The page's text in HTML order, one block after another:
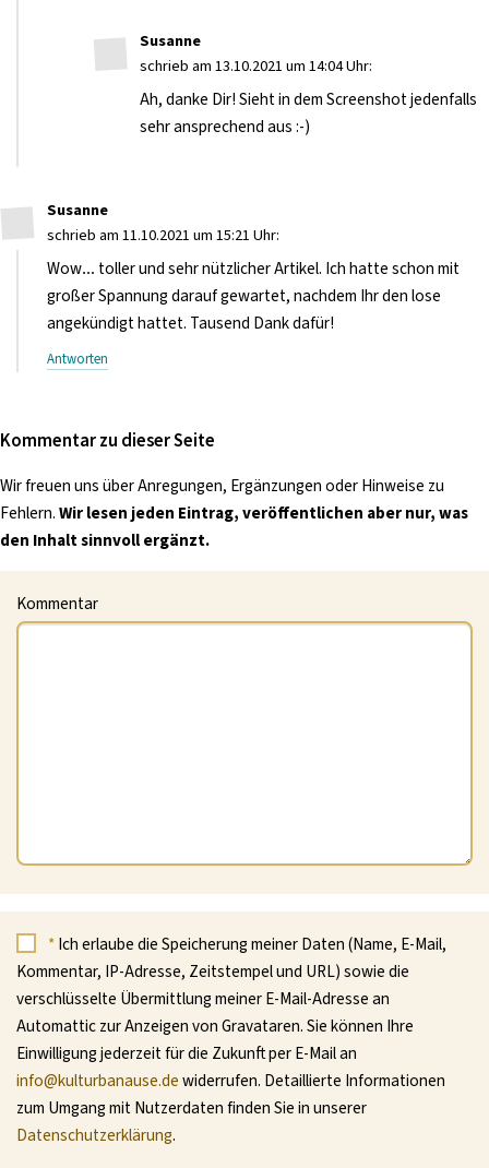
Susanne
schrieb am 13.10.2021 um 14:04 Uhr:
Ah, danke Dir! Sieht in dem Screenshot jedenfalls
sehr ansprechend aus :-)
Susanne
schrieb am 11.10.2021 um 15:21 Uhr:
Wow… toller und sehr nützlicher Artikel. Ich hatte schon mit
großer Spannung darauf gewartet, nachdem Ihr den lose
angekündigt hattet. Tausend Dank dafür!
Antworten
Kommentar zu dieser Seite
Wir freuen uns über Anregungen, Ergänzungen oder Hinweise zu
Fehlern.Wir lesen jeden Eintrag, veröffentlichen aber nur, was
den Inhalt sinnvoll ergänzt.
Kommentar
*Ich erlaube die Speicherung meiner Daten (Name, E-Mail,
Kommentar, IP-Adresse, Zeitstempel und URL) sowie die
verschlüsselte Übermittlung meiner E-Mail-Adresse an
Automattic zur Anzeigen von Gravataren. Sie können Ihre
Einwilligung jederzeit für die Zukunft per E-Mail an
info@kulturbanause.dewiderrufen. Detaillierte Informationen
zum Umgang mit Nutzerdaten finden Sie in unserer
Datenschutzerklärung.